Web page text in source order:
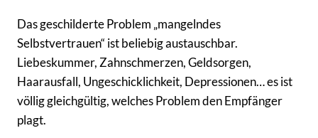
Das geschilderte Problem „mangelndes
Selbstvertrauen“ ist beliebig austauschbar.
Liebeskummer, Zahnschmerzen, Geldsorgen,
Haarausfall, Ungeschicklichkeit, Depressionen… es ist
völlig gleichgültig, welches Problem den Empfänger
plagt.